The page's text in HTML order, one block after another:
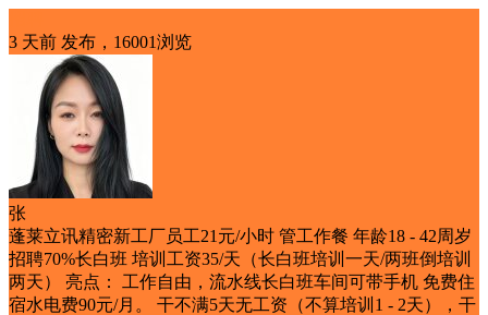
3 天前 发布，16001浏览
张
蓬莱立讯精密新工厂员工21元/小时 管工作餐 年龄18 - 42周岁
招聘70%长白班 培训工资35/天（长白班培训一天/两班倒培训
两天） 亮点： 工作自由，流水线长白班车间可带手机 免费住
宿水电费90元/月。 干不满5天无工资（不算培训1 - 2天），干